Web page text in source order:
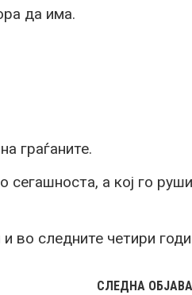
да има.
граѓаните.
сегашноста, а кој го руши
во следните четири
СЛЕДНА ОБЈАВА